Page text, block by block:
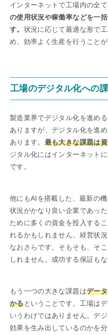
インターネットで工場内の全
の使用状況や稼働率などを一
す。 状況に応じて最適な形で
め、効率よく生産を行うことが
工場のデジタル化への
製造業界でデジタル化を進め
ありますが、デジタル化を進
あります。 最も大きな課題は
ジタル化にはインターネット
です。
他にもAIを搭載した、最新の
状況がかなり良い企業であっ
ために多くの資金を投入する
れるかもしれません。経営状
なおさらです。そもそも、そ
しれません。成功する保証もな
もう一つの大きな課題はデー
かるということです。工場は
いうわけではありません。デ
効果を生み出しているのかを